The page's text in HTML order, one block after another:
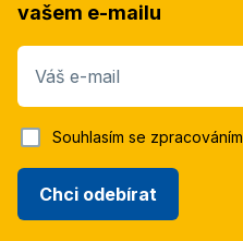
vašem e-mailu
Váš e-mail
Chci odebírat
Souhlasím se zpracováním